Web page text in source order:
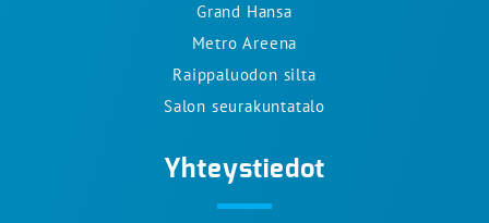
Grand Hansa
Metro Areena
Raippaluodon silta
Salon seurakuntatalo
Yhteystiedot